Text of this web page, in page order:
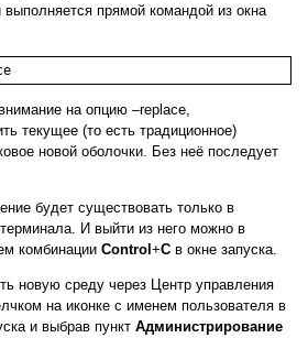
выполняется прямой командой из окна
на опцию –replace,
текущее (то есть традиционное)
новой оболочки. Без неё последует
будет существовать только в
И выйти из него можно в
комбинации Control +C в окне запуска.
новую среду через Центр управления
на иконке с именем пользователя в
и выбрав пункт Администрирование